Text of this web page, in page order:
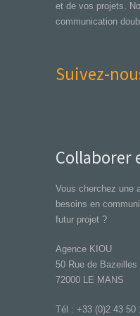
et de vos projets.
communication
Suivez-
Collaborer
Vous cherchez une
besoins en
futur projet ?
Agence KIOU
50 Rue de Bazeilles
72000 LE MANS
Tél : +33 (0)2 43 50